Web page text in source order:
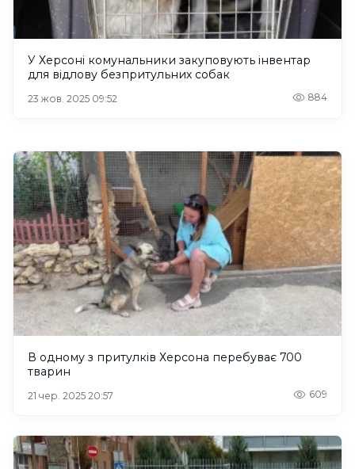
У Херсоні комунальники закуповують інвентар
для відлову безпритульних собак
23 жов. 2025 09:52 884
В одному з притулків Херсона перебуває 700
тварин
21 чер. 2025 20:57 609